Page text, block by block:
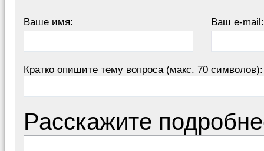
Ваше имя: Ваш e-mail:
Кратко опишите тему вопроса (макс. 70 символов):
Расскажите